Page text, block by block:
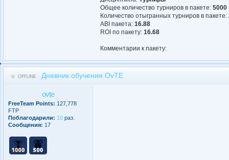
Общее количество турниров в пакете: 5000
Количество отыгранных турниров в пакете:
АBI пакета: 16.88
ROI по пакету: 16.68
Комментарии к пакету:
Дневник обучения OvTE
ovte
FreeTeam Points: 127,778
FTP
Поблагодарили: 10 раз.
Сообщения: 17